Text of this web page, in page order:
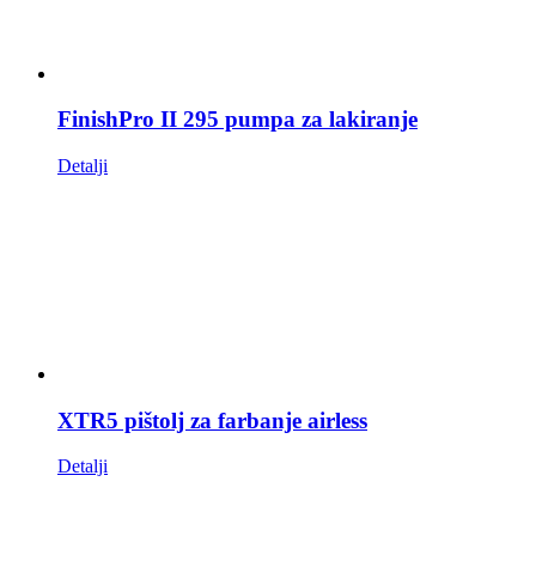
FinishPro II 295 pumpa za lakiranje
Detalji
XTR5 pištolj za farbanje airless
Detalji